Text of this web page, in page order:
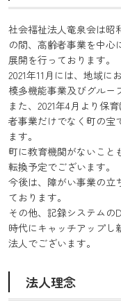
社会福祉法人竜泉会は昭
の間、高齢者事業を中心
展開を行っております。
2021年11月には、地域
模多機能事業及びグルー
また、2021年4月より保
者事業だけでなく町の宝
ます。
町に教育機関がないこと
転換予定でございます。
今後は、障がい事業の立
ております。
その他、記録システムの
時代にキャッチアップし
法人でございます。
法人理念